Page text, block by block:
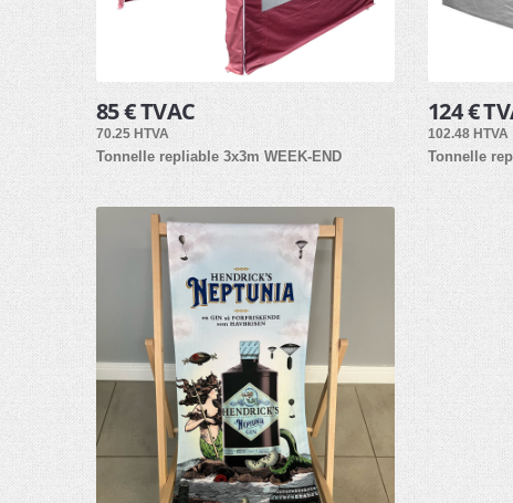
85 € TVAC
70.25 HTVA
Tonnelle repliable 3x3m WEEK-END
124 €
102.48 HTVA
Tonnelle